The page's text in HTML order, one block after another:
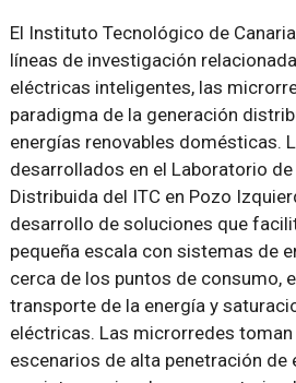
El Instituto Tecnológico de
líneas de investigación
eléctricas inteligentes, las
paradigma de la generación
energías renovables domésticas.
desarrollados en el Laboratorio de
Distribuida del ITC en Pozo
desarrollo de soluciones que
pequeña escala con sistemas de
cerca de los puntos de consumo,
transporte de la energía y
eléctricas. Las microrredes
escenarios de alta penetración de